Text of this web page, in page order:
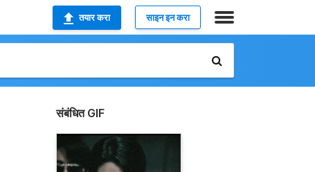
तयार करा साइन इन करा
संबंधित GIF